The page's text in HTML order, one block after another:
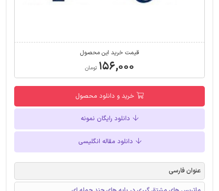
قیمت خرید این محصول
۱۵۶,۰۰۰ تومان
خرید و دانلود محصول
دانلود رایگان نمونه
دانلود مقاله انگلیسی
عنوان فارسی